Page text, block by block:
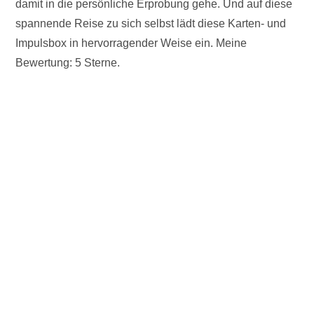
damit in die persönliche Erprobung gehe. Und auf diese
spannende Reise zu sich selbst lädt diese Karten- und
Impulsbox in hervorragender Weise ein. Meine
Bewertung: 5 Sterne.